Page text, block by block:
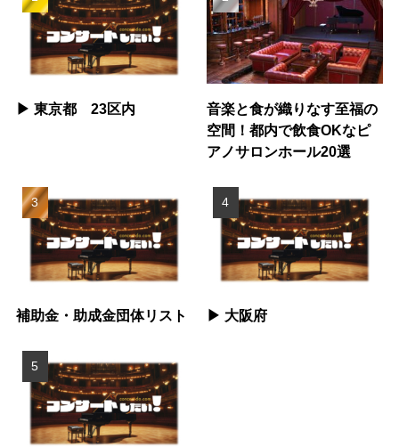
▶︎ 東京都 23区内
音楽と食が織りなす至福の
空間！都内で飲食OKなピ
アノサロンホール20選
補助金・助成金団体リスト ▶︎ 大阪府